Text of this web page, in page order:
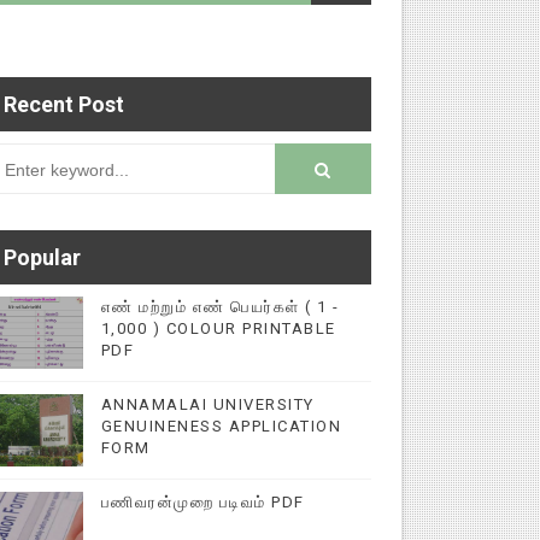
மின்னல் கல்விச் செய்தி இணையதளத்தில்
Recent Post
Popular
எண் மற்றும் எண் பெயர்கள் ( 1 -
1,000 ) COLOUR PRINTABLE
PDF
ANNAMALAI UNIVERSITY
GENUINENESS APPLICATION
FORM
பணிவரன்முறை படிவம் PDF